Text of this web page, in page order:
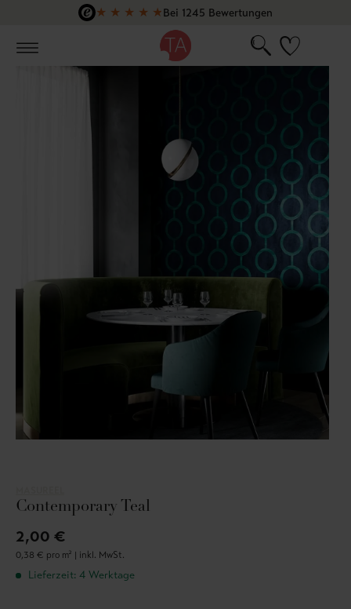
Zum Hauptinhalt springen
★ ★ ★ ★ ★Bei 1245 Bewertungen
Contemporary Teal
2,00 €
0,38 € pro m² | inkl. MwSt.
Lieferzeit: 4 Werktage